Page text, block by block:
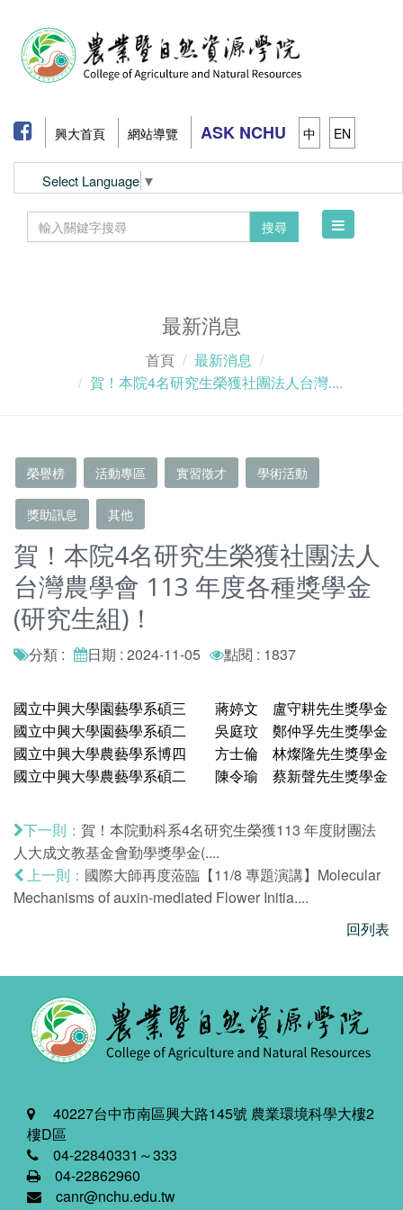
興大首頁 網站導覽 ASK NCHU 中 EN
Select Language ▼
搜尋
Toggle
最新消息
首頁
最新消息
賀！本院4名研究生榮獲社團法人台灣....
榮譽榜 活動專區 實習徵才 學術活動
獎助訊息 其他
賀！本院4名研究生榮獲社團法人
台灣農學會 113 年度各種獎學金
(研究生組)！
分類 : 日期 : 2024-11-05 點閱 : 1837
國立中興大學園藝學系碩三 蔣婷文 盧守耕先生獎學金
國立中興大學園藝學系碩二 吳庭玟 鄭仲孚先生獎學金
國立中興大學農藝學系博四 方士倫 林燦隆先生獎學金
國立中興大學農藝學系碩二 陳令瑜 蔡新聲先生獎學金
下一則： 賀！本院動科系4名研究生榮獲113 年度財團法
人大成文教基金會勤學獎學金(....
上一則： 國際大師再度蒞臨【11/8 專題演講】Molecular
Mechanisms of auxin-mediated Flower Initia....
回列表
40227台中市南區興大路145號 農業環境科學大樓2
樓D區
04-22840331～333
04-22862960
canr@nchu.edu.tw